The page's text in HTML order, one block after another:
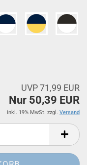
UVP 71,99 EUR
Nur 50,39 EUR
inkl. 19% MwSt. zzgl. Versand